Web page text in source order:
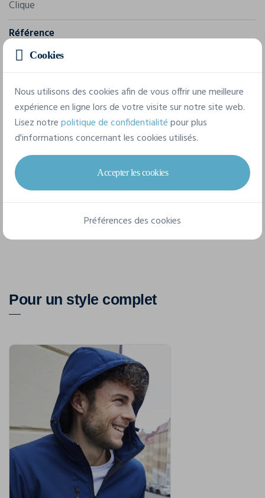
Clique
Référence
0200912
Composition
96 % polyester recyclé, 4 % élasthanne.
9 tailles disponibles
M L XL
Pour un style complet
Cookies
Nous utilisons des cookies afin de vous offrir une meilleure
expérience en ligne lors de votre visite sur notre site web.
Lisez notrepolitique de confidentialitépour plus
d'informations concernant les cookies utilisés.
Accepter les cookies
Préférences des cookies